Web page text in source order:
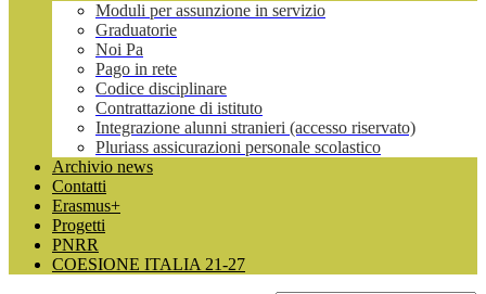
Moduli per assunzione in servizio
Graduatorie
Noi Pa
Pago in rete
Codice disciplinare
Contrattazione di istituto
Integrazione alunni stranieri (accesso riservato)
Pluriass assicurazioni personale scolastico
Archivio news
Contatti
Erasmus+
Progetti
PNRR
COESIONE ITALIA 21-27